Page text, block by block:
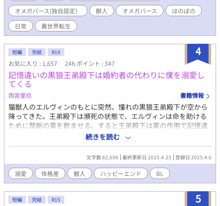
オメガバース(独自設定）
獣人 オメガバース
ほのぼの
日常
異世界転生
4
短編 完結 R18
お気に入り : 1,657 24h.ポイント : 347
記憶違いの黒狼王弟殿下は婚約者の代わりに僕を溺愛し
てくる
雨宮里玖 書籍情報
猫獣人のエルヴィンのもとに突然、憧れの黒狼王弟殿下が空から
降ってきた。王弟殿下は瀕死の状態で、エルヴィンは命を助ける
ために禁断の薬を飲ませる。すると王弟殿下は薬の作用で記憶違
いを起こし、エルヴィンのことを婚約者と思い込み溺愛してき
て……？ 勘違い溺愛から始まる、コミカルでちょっと切ないハッ
ピーエンドストーリー。 受け エルヴィン（18） 貧乏小国の猫獣
人の第三王子。チビで平凡だが、治癒師を目指して勉強中。正義
感にあふれる頑張り屋。 攻め ルーク（18） 強大な勢力を持つ黒
狼獣人の王弟。能力は高いがそれをひけらかすこともない。カリ
スマ性がある。金色の瞳をしている。
続きを読む
文字数 82,698 最終更新日 2025.4.23 登録日 2025.4.6
溺愛 体格差 獣人 ハッピーエンド BL
5
短編 完結 R15